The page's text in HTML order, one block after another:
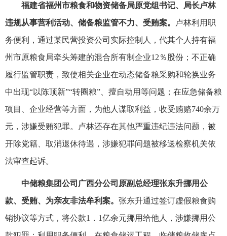
福建省福州市粮食和物资储备局原党组书记、局长卢林
违规从事营利活动、储备粮监管不力、受贿案。
卢林利用职
务便利，通过某民营投资公司实际控制人，代其个人持有福
州市原粮食局牵头筹建的混合所有制企业12％股份；不正确
履行监管职责，致使相关企业在动态储备粮采购和轮换业务
中出现“以陈顶新”“转圈粮”、擅自动用等问题；在应急储备粮
项目、企业经营等方面，为他人谋取利益，收受贿赂740余万
元，涉嫌受贿犯罪。卢林还存在其他严重违纪违法问题，被
开除党籍、取消退休待遇，涉嫌犯罪问题被移送检察机关依
法审查起诉。
中储粮集团公司广西分公司原副总经理张东升挪用公
款、受贿、为亲友非法牟利案。 张东升通过签订虚假粮食购
销协议等方式，将公款1．1亿余元挪用给他人，涉嫌挪用公